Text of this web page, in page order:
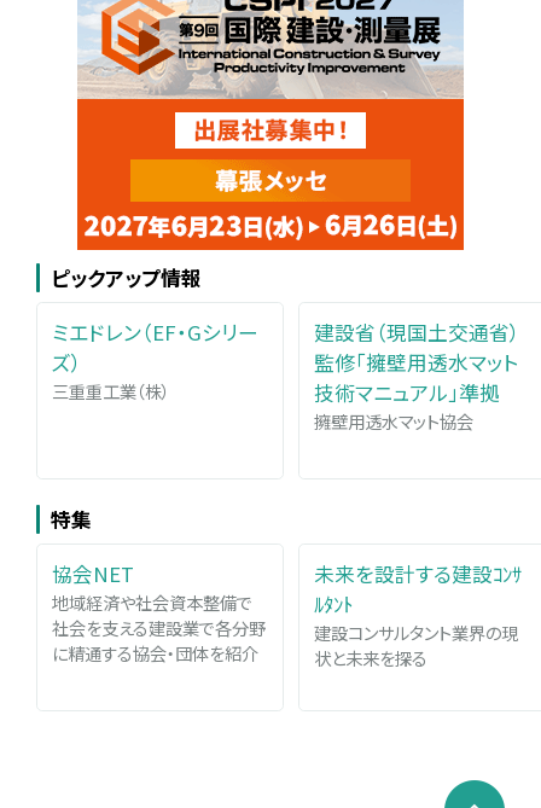
ピックアップ情報
ミエドレン（EF・Gシリー
ズ）
三重重工業（株）
建設省（現国土交通省）
監修「擁壁用透水マット
技術マニュアル」準拠
擁壁用透水マット協会
特集
協会NET
地域経済や社会資本整備で
社会を支える建設業で各分野
に精通する協会・団体を紹介
未来を設計する建設ｺﾝｻ
ﾙﾀﾝﾄ
建設コンサルタント業界の現
状と未来を探る